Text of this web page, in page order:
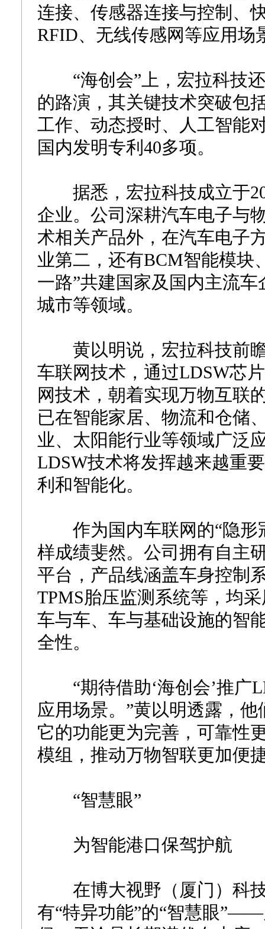
连接、传感器连接与控制、
RFID、无线传感网等应用场
“海创会”上，宏拉科技还
的路演，其关键技术突破包
工作、动态授时、人工智能
国内发明专利40多项。
据悉，宏拉科技成立于
企业。公司深耕汽车电子与
术相关产品外，在汽车电子
业第二，还有BCM智能模块
一路”共建国家及国内主流
城市等领域。
黄以明说，宏拉科技前瞻
车联网技术，通过LDSW芯
网技术，朝着实现万物互联
已在智能家居、物流和仓储
业、太阳能行业等领域广泛
LDSW技术将发挥越来越重
利和智能化。
作为国内车联网的“隐形
样成绩斐然。公司拥有自主
平台，产品线涵盖车身控制
TPMS胎压监测系统等，均
车与车、车与基础设施的智
全性。
“期待借助‘海创会’推广
应用场景。”黄以明透露，
它的功能更为完善，可靠性
模组，推动万物智联更加便
“智慧眼”
为智能港口保驾护航
在博大视野（厦门）科技
有“特异功能”的“智慧眼